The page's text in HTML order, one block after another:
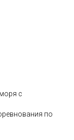
с
по